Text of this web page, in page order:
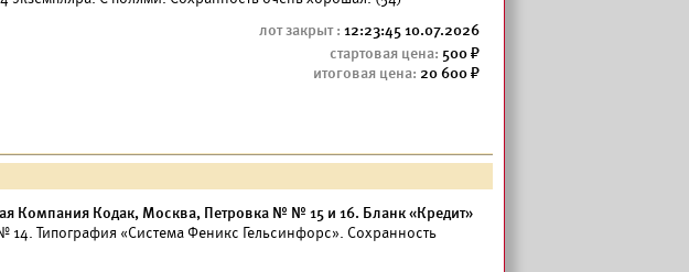
12:23:45 10.07.2026
500
20 600
Компания Кодак, Москва, Петровка № № 15 и 16. Бланк «Кредит»
14. Типография «Система Феникс Гельсинфорс». Сохранность